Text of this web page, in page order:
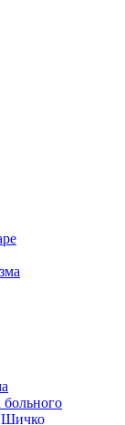
больного
Шичко